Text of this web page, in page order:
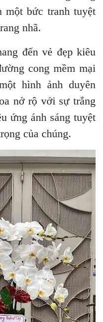
một bức tranh tuyệt
nhã.
đến vẻ đẹp kiêu
cong mềm mại
hình ảnh duyên
nở rộ với sự trắng
ứng ánh sáng tuyệt
của chúng.